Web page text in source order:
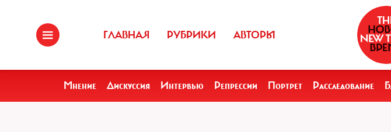
ГЛАВНАЯ РУБРИКИ АВТОРЫ
Мнение Дискуссия Интервью Репрессии Портрет Расследование